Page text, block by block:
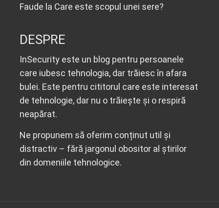
Faude la Care este scopul unei sere?
DESPRE
InSecurity este un blog pentru persoanele
care iubesc tehnologia, dar trăiesc în afara
bulei. Este pentru cititorul care este interesat
de tehnologie, dar nu o trăiește și o respiră
neapărat.
Ne propunem să oferim conținut util și
distractiv – fără jargonul obositor al știrilor
din domeniile tehnologice.